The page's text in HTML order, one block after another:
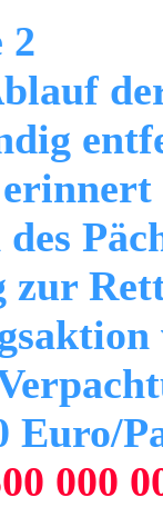
2
des
zur
Euro/
000